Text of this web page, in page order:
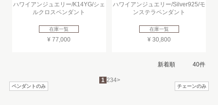
ハワイアンジュエリー/K14YG/シェ
ルクロスペンダント
在庫一覧
¥ 77,000
ハワイアンジュエリー/Silver925/モ
ンステラペンダント
在庫一覧
¥ 30,800
1 234>
ペンダントのみ チェーンのみ